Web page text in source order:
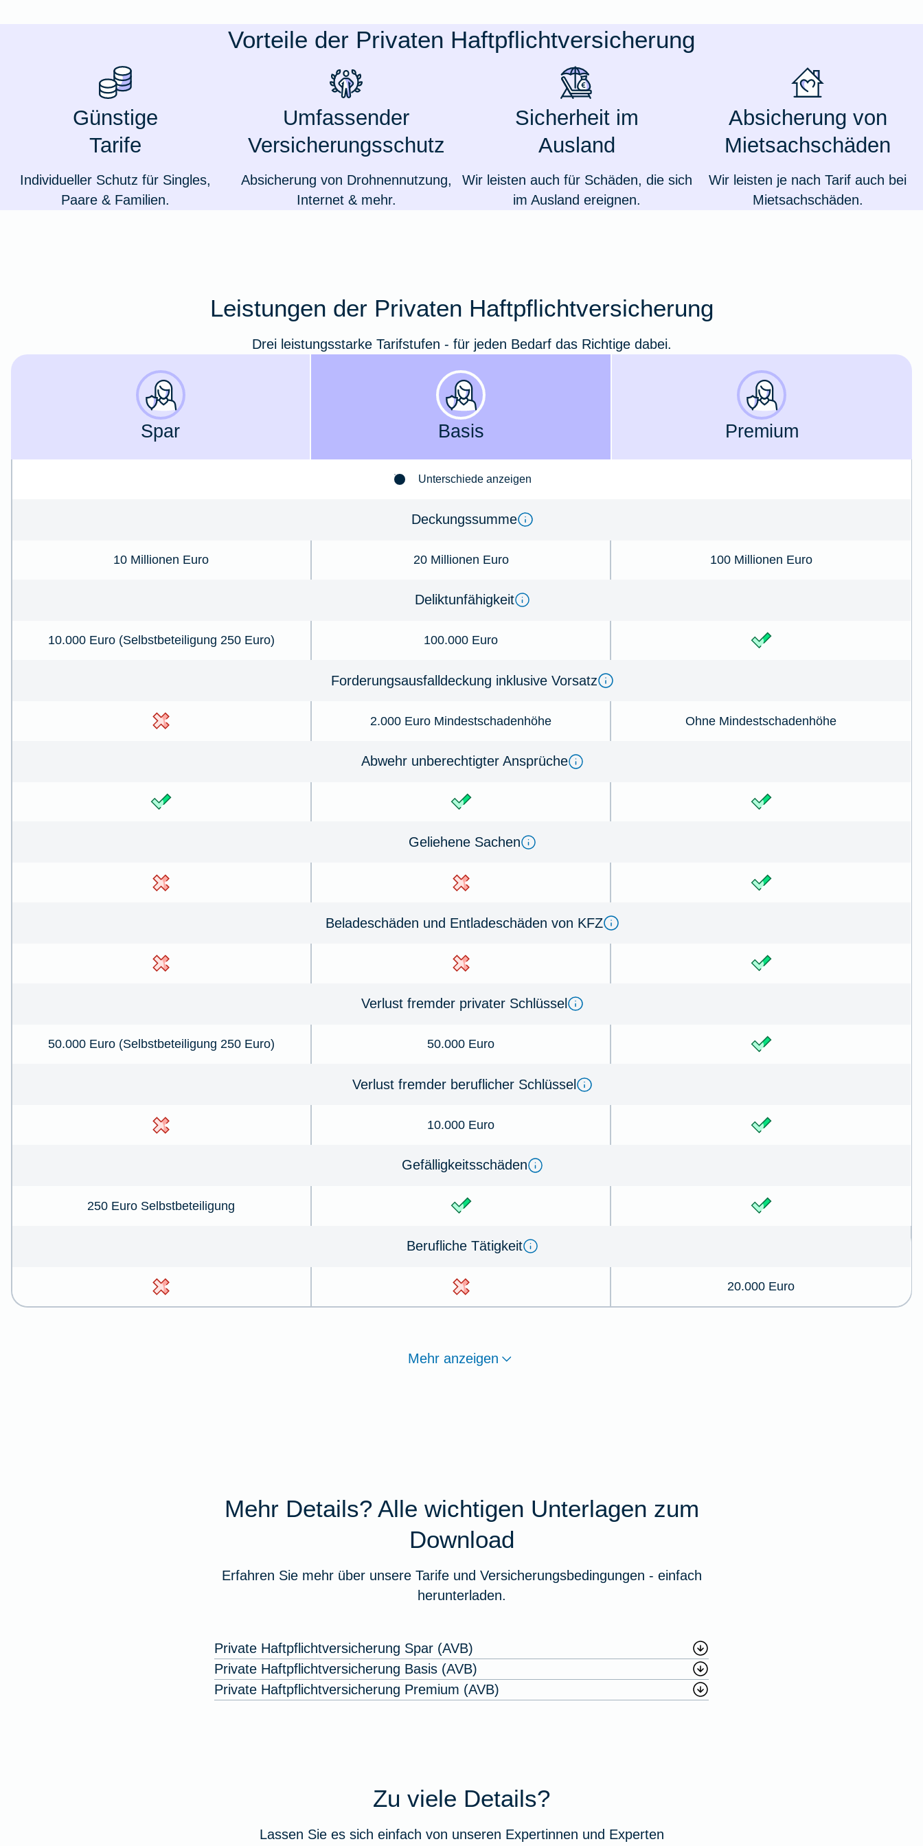
Oldtimersammlungsversicherung
Zur Produktübersicht
Vorteile der Privaten Haftpflichtversicherung
Günstige
Tarife
Individueller Schutz für Singles,
Paare & Familien.
Umfassender
Versicherungsschutz
Absicherung von Drohnennutzung,
Internet & mehr.
Sicherheit im
Ausland
Wir leisten auch für Schäden, die sich
im Ausland ereignen.
Absicherung von
Mietsachschäden
Wir leisten je nach Tarif auch bei
Mietsachschäden.
Leistungen der Privaten Haftpflichtversicherung
Drei leistungsstarke Tarifstufen - für jeden Bedarf das Richtige dabei.
Spar Basis Premium
Unterschiede anzeigen
Deckungssumme
10 Millionen Euro 20 Millionen Euro 100 Millionen Euro
Deliktunfähigkeit
10.000 Euro (Selbstbeteiligung 250 Euro) 100.000 Euro
Forderungsausfalldeckung inklusive Vorsatz
2.000 Euro Mindestschadenhöhe Ohne Mindestschadenhöhe
Abwehr unberechtigter Ansprüche
Geliehene Sachen
Beladeschäden und Entladeschäden von KFZ
Verlust fremder privater Schlüssel
50.000 Euro (Selbstbeteiligung 250 Euro) 50.000 Euro
Verlust fremder beruflicher Schlüssel
10.000 Euro
Gefälligkeitsschäden
250 Euro Selbstbeteiligung
Berufliche Tätigkeit
20.000 Euro
Mehr anzeigen
Mehr Details? Alle wichtigen Unterlagen zum
Download
Erfahren Sie mehr über unsere Tarife und Versicherungsbedingungen - einfach
herunterladen.
Private Haftpflichtversicherung Spar (AVB)
Private Haftpflichtversicherung Basis (AVB)
Private Haftpflichtversicherung Premium (AVB)
Zu viele Details?
Lassen Sie es sich einfach von unseren Expertinnen und Experten